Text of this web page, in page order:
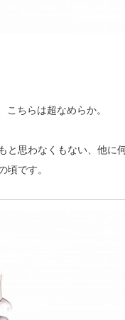
ちらは超なめらか。
思わなくもない、他に
頃です。